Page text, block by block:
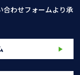
合わせフォームより承